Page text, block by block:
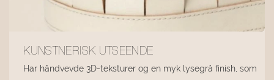
KUNSTNERISK UTSEENDE
Har håndvevde 3D-teksturer og en myk lysegrå finish, som